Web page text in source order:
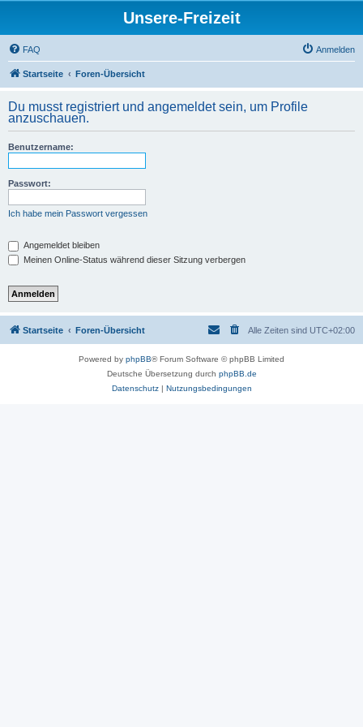
Unsere-Freizeit
FAQ Anmelden
Startseite Foren-Übersicht
Du musst registriert und angemeldet sein, um Profile
anzuschauen.
Benutzername:
Passwort:
Ich habe mein Passwort vergessen
Angemeldet bleiben
Meinen Online-Status während dieser Sitzung verbergen
Startseite Foren-Übersicht Alle Zeiten sind UTC+02:00
Powered by phpBB® Forum Software © phpBB Limited
Deutsche Übersetzung durch phpBB.de
Datenschutz| Nutzungsbedingungen